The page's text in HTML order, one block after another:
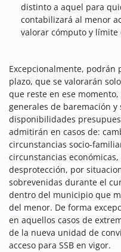
distinto a aquel para
contabilizará al menor
valorar cómputo y límite
Excepcionalmente,
plazo, que se valorarán
que reste en ese
generales de baremación
disponibilidades
admitirán en casos de:
circunstancias socio-
circunstancias
desprotección, por
sobrevenidas durante el
dentro del municipio que
del menor. De forma
en aquellos casos de
de la nueva unidad de
acceso para SSB en vigor.